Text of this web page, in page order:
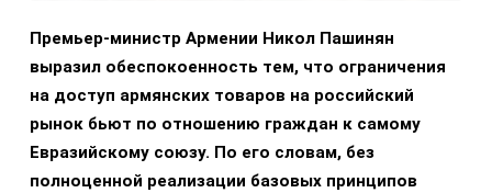
Премьер-министр Армении Никол Пашинян
выразил обеспокоенность тем, что ограничения
на доступ армянских товаров на российский
рынок бьют по отношению граждан к самому
Евразийскому союзу. По его словам, без
полноценной реализации базовых принципов